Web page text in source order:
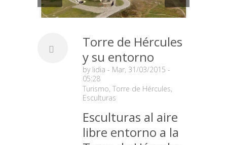
Torre de Hércules
y su entorno
by lidia - Mar, 31/03/2015 -
05:28
Turismo, Torre de Hércules,
Esculturas
Esculturas al aire
libre entorno a la